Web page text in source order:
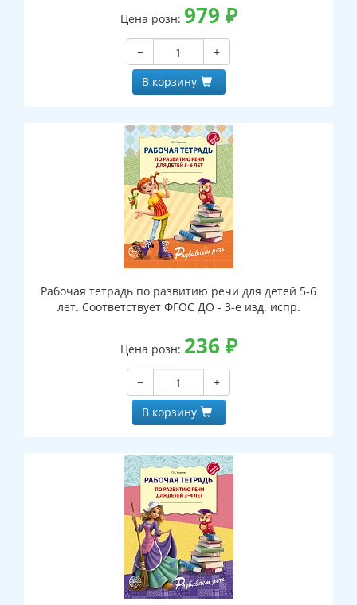
Цена розн: 979 ₽
−
+
В корзину
Рабочая тетрадь по развитию речи для детей 5-6
лет. Соответствует ФГОС ДО - 3-е изд. испр.
Цена розн: 236 ₽
−
+
В корзину